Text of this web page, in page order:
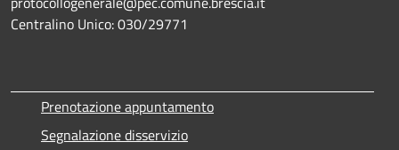
Centralino Unico: 030/29771
Prenotazione appuntamento
Segnalazione disservizio